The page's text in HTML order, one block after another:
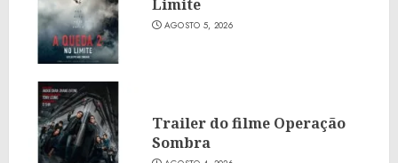
Limite
AGOSTO 5, 2026
Trailer do filme Operação
Sombra